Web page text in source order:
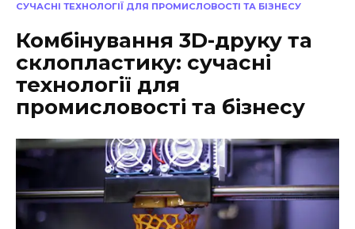
СУЧАСНІ ТЕХНОЛОГІЇ ДЛЯ ПРОМИСЛОВОСТІ ТА БІЗНЕСУ
Комбінування 3D-друку та
склопластику: сучасні
технології для
промисловості та бізнесу